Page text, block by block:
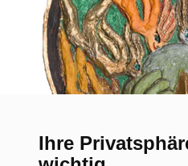
Ihre